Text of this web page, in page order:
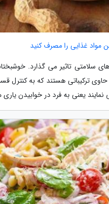
مواد غذایی را مصرف کنید
سلامتی تاثیر می گذارد.
ترکیباتی هستند که به کنترل
یعنی به فرد در خوابیدن یاری